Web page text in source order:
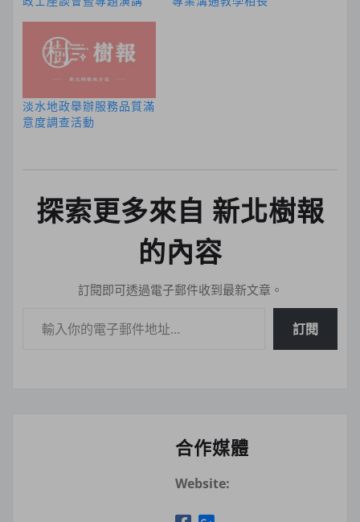
淡水地政舉辦服務品質滿
意度調查活動
探索更多來自 新北樹報
的內容
訂閱即可透過電子郵件收到最新文章。
訂閱
合作媒體
Website: